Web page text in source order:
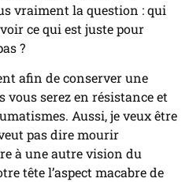
vraiment la question : qui
ce qui est juste pour
?
afin de conserver une
serez en résistance et
Aussi, je veux être
pas dire mourir
à une autre vision du
tête l’aspect macabre de